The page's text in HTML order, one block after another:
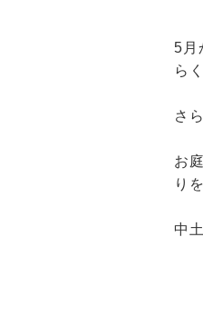
5月
ら
さ
お
り
中